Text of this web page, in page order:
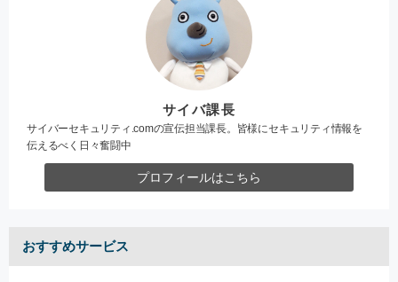
サイバ課長
サイバーセキュリティ.comの宣伝担当課長。皆様にセキュリティ情報を
伝えるべく日々奮闘中
プロフィールはこちら
おすすめサービス